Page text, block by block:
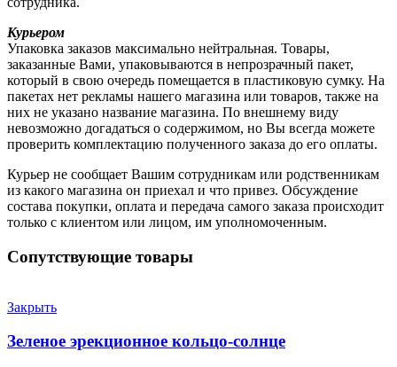
Курьером
Упаковка заказов максимально нейтральная. Товары,
заказанные Вами, упаковываются в непрозрачный пакет,
который в свою очередь помещается в пластиковую сумку. На
пакетах нет рекламы нашего магазина или товаров, также на
них не указано название магазина. По внешнему виду
невозможно догадаться о содержимом, но Вы всегда можете
проверить комплектацию полученного заказа до его оплаты.
Курьер не сообщает Вашим сотрудникам или родственникам
из какого магазина он приехал и что привез. Обсуждение
состава покупки, оплата и передача самого заказа происходит
только с клиентом или лицом, им уполномоченным.
Сопутствующие товары
Закрыть
Зеленое эрекционное кольцо-солнце